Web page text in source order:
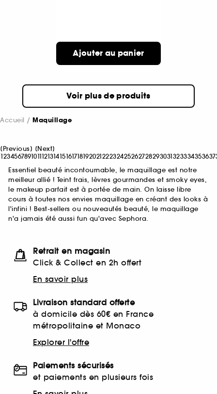
Ajouter au panier
Voir plus de produits
Accueil Maquillage
[Previous] [Next]
12345678910111213141516171819202122232425262728293031323334353637
Essentiel beauté incontournable, le maquillage est notre
meilleur allié ! Teint frais, lèvres gourmandes et smoky eyes,
le makeup parfait est à portée de main. On laisse libre
cours à toutes nos envies maquillage en créant des looks à
l'infini ! Best-sellers ou nouveautés beauté, le maquillage
n'a jamais été aussi fun qu'avec Sephora.
Retrait en magasin
Click & Collect en 2h offert
En savoir plus
Livraison standard offerte
à domicile dès 60€ en France
métropolitaine et Monaco
Explorer l'offre
Paiements sécurisés
et paiements en plusieurs fois